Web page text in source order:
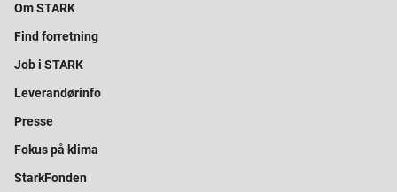
Om STARK
Find forretning
Job i STARK
Leverandørinfo
Presse
Fokus på klima
StarkFonden